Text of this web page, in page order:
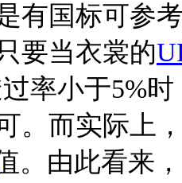
有国标可参
要当衣裳的
率小于5%
。而实际上
。由此看来